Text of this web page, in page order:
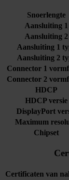
Snoerlengte
Aansluiting 1
Aansluiting 2
Aansluiting 1
Aansluiting 2
Connector 1
Connector 2
HDCP
HDCP versie
DisplayPort
Maximum
Chipset
Certificaten van